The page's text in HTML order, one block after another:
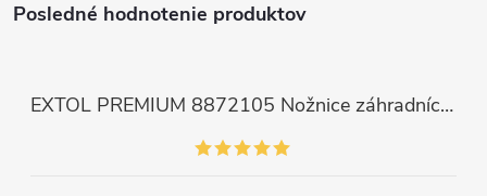
Posledné hodnotenie produktov
EXTOL PREMIUM 8872105 Nožnice záhradnícke dlhé úzke, 200mm, max. prestrih Ø6mm